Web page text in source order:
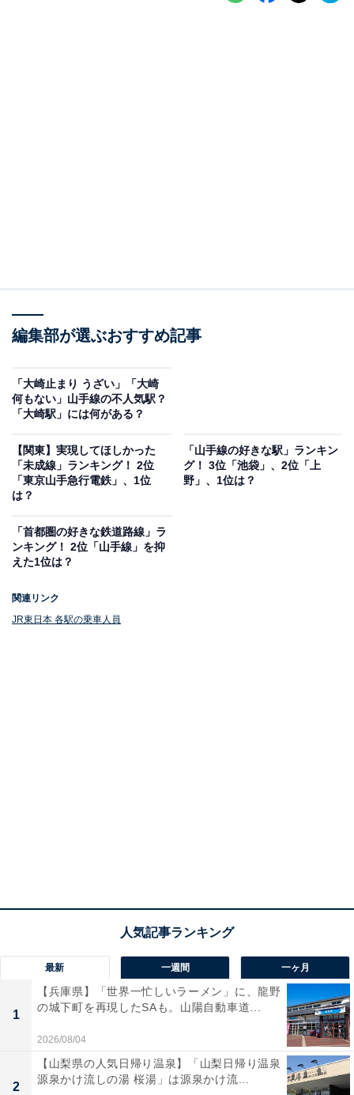
編集部が選ぶおすすめ記事
「大崎止まり うざい」「大崎
何もない」山手線の不人気駅？
「大崎駅」には何がある？
【関東】実現してほしかった
「未成線」ランキング！ 2位
「東京山手急行電鉄」、1位
は？
「山手線の好きな駅」ランキン
グ！ 3位「池袋」、2位「上
野」、1位は？
「首都圏の好きな鉄道路線」ラ
ンキング！ 2位「山手線」を抑
えた1位は？
関連リンク
JR東日本 各駅の乗車人員
最新 一週間 一ヶ月
1
【兵庫県】「世界一忙しいラーメン」に、龍野
の城下町を再現したSAも。山陽自動車道...
2026/08/04
2
【山梨県の人気日帰り温泉】「山梨日帰り温泉
源泉かけ流しの湯 桜湯」は源泉かけ流...